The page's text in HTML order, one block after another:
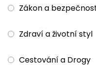
Zákon a
Zdraví a životní styl
Cestování a Drogy